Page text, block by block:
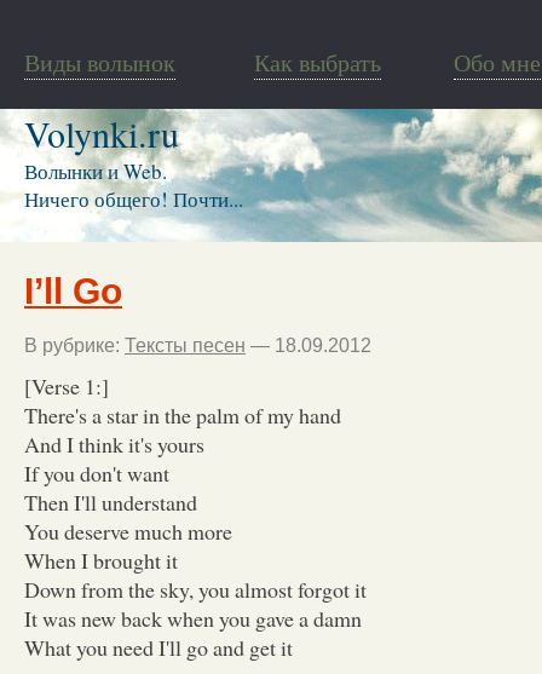
Виды волынок Как выбрать Обо мне
Volynki.ru
Волынки и Web.
Ничего общего! Почти...
I’ll Go
В рубрике: Тексты песен — 18.09.2012
[Verse 1:]
There's a star in the palm of my hand
And I think it's yours
If you don't want
Then I'll understand
You deserve much more
When I brought it
Down from the sky, you almost forgot it
It was new back when you gave a damn
What you need I'll go and get it